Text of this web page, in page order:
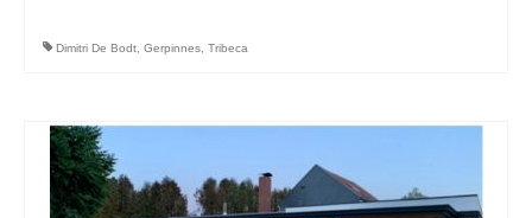
Dimitri De Bodt Gerpinnes Tribeca